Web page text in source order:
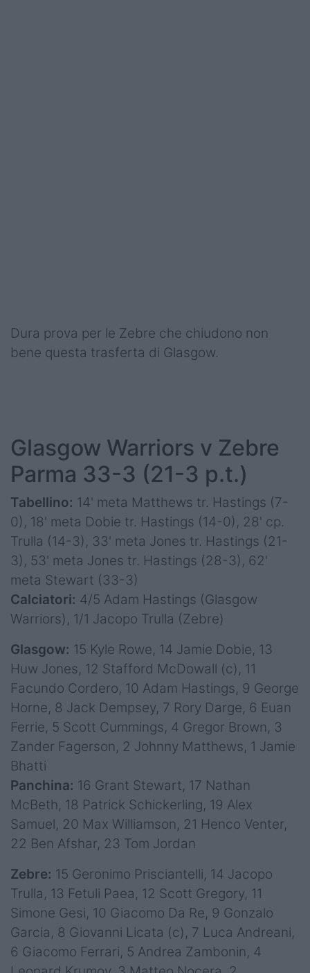
Dura prova per le Zebre che chiudono non
bene questa trasferta di Glasgow.
Glasgow Warriors v Zebre
Parma 33-3 (21-3 p.t.)
Tabellino: 14' meta Matthews tr. Hastings (7-
0), 18' meta Dobie tr. Hastings (14-0), 28' cp.
Trulla (14-3), 33' meta Jones tr. Hastings (21-
3), 53' meta Jones tr. Hastings (28-3), 62'
meta Stewart (33-3)
Calciatori: 4/5 Adam Hastings (Glasgow
Warriors), 1/1 Jacopo Trulla (Zebre)
Glasgow: 15 Kyle Rowe, 14 Jamie Dobie, 13
Huw Jones, 12 Stafford McDowall (c), 11
Facundo Cordero, 10 Adam Hastings, 9 George
Horne, 8 Jack Dempsey, 7 Rory Darge, 6 Euan
Ferrie, 5 Scott Cummings, 4 Gregor Brown, 3
Zander Fagerson, 2 Johnny Matthews, 1 Jamie
Bhatti
Panchina: 16 Grant Stewart, 17 Nathan
McBeth, 18 Patrick Schickerling, 19 Alex
Samuel, 20 Max Williamson, 21 Henco Venter,
22 Ben Afshar, 23 Tom Jordan
Zebre: 15 Geronimo Prisciantelli, 14 Jacopo
Trulla, 13 Fetuli Paea, 12 Scott Gregory, 11
Simone Gesi, 10 Giacomo Da Re, 9 Gonzalo
Garcia, 8 Giovanni Licata (c), 7 Luca Andreani,
6 Giacomo Ferrari, 5 Andrea Zambonin, 4